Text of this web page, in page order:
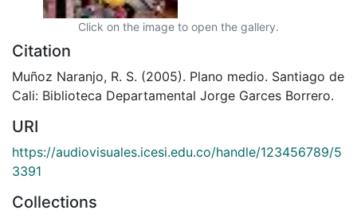
Click on the image to open the gallery.
Citation
Muñoz Naranjo, R. S. (2005). Plano medio. Santiago de
Cali: Biblioteca Departamental Jorge Garces Borrero.
URI
https://audiovisuales.icesi.edu.co/handle/123456789/5
3391
Collections